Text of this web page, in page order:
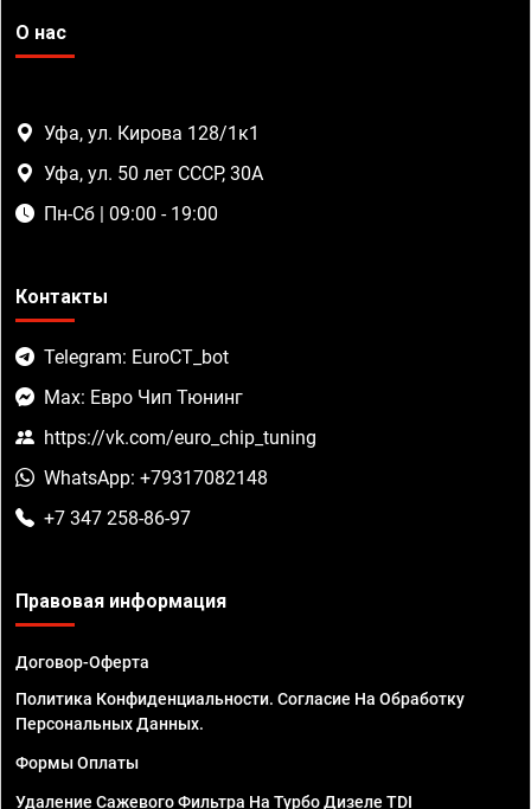
О нас
Уфа, ул. Кирова 128/1к1
Уфа, ул. 50 лет СССР, 30А
Пн-Сб | 09:00 - 19:00
Контакты
Telegram: EuroCT_bot
Max: Евро Чип Тюнинг
https://vk.com/euro_chip_tuning
WhatsApp: +79317082148
+7 347 258-86-97
Правовая информация
Договор-Оферта
Политика Конфиденциальности. Согласие На Обработку
Персональных Данных.
Формы Оплаты
Удаление Сажевого Фильтра На Турбо Дизеле TDI